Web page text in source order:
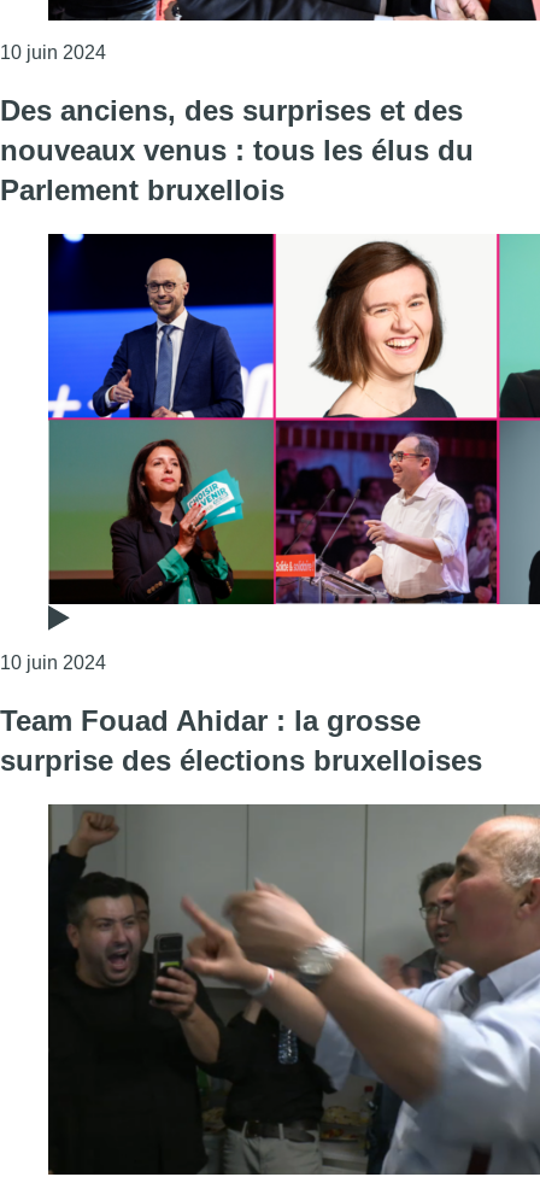
10 juin 2024Consulter l'article "Élections du 9 juin :
Des anciens, des surprises et des
nouveaux venus : tous les élus du
Parlement bruxellois
10 juin 2024Consulter l'article "Des anciens, des surprises et
Team Fouad Ahidar : la grosse
surprise des élections bruxelloises